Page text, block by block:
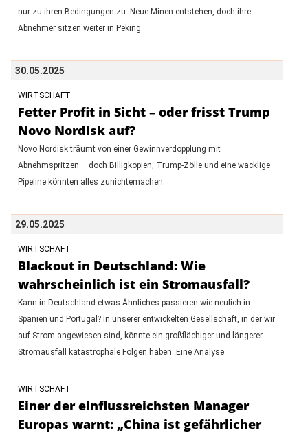
nur zu ihren Bedingungen zu. Neue Minen entstehen, doch ihre
Abnehmer sitzen weiter in Peking.
30.05.2025
WIRTSCHAFT
Fetter Profit in Sicht – oder frisst Trump
Novo Nordisk auf?
Novo Nordisk träumt von einer Gewinnverdopplung mit
Abnehmspritzen – doch Billigkopien, Trump-Zölle und eine wacklige
Pipeline könnten alles zunichtemachen.
29.05.2025
WIRTSCHAFT
Blackout in Deutschland: Wie
wahrscheinlich ist ein Stromausfall?
Kann in Deutschland etwas Ähnliches passieren wie neulich in
Spanien und Portugal? In unserer entwickelten Gesellschaft, in der wir
auf Strom angewiesen sind, könnte ein großflächiger und längerer
Stromausfall katastrophale Folgen haben. Eine Analyse.
WIRTSCHAFT
Einer der einflussreichsten Manager
Europas warnt: „China ist gefährlicher